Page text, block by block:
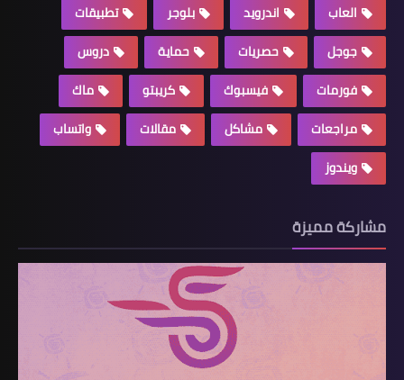
العاب
اندرويد بلوجر
تطبيقات
جوجل
حصريات حماية
دروس
فورمات
فيسبوك كريبتو
ماك
مراجعات
مشاكل مقالات
واتساب
ويندوز
مشاركة مميزة